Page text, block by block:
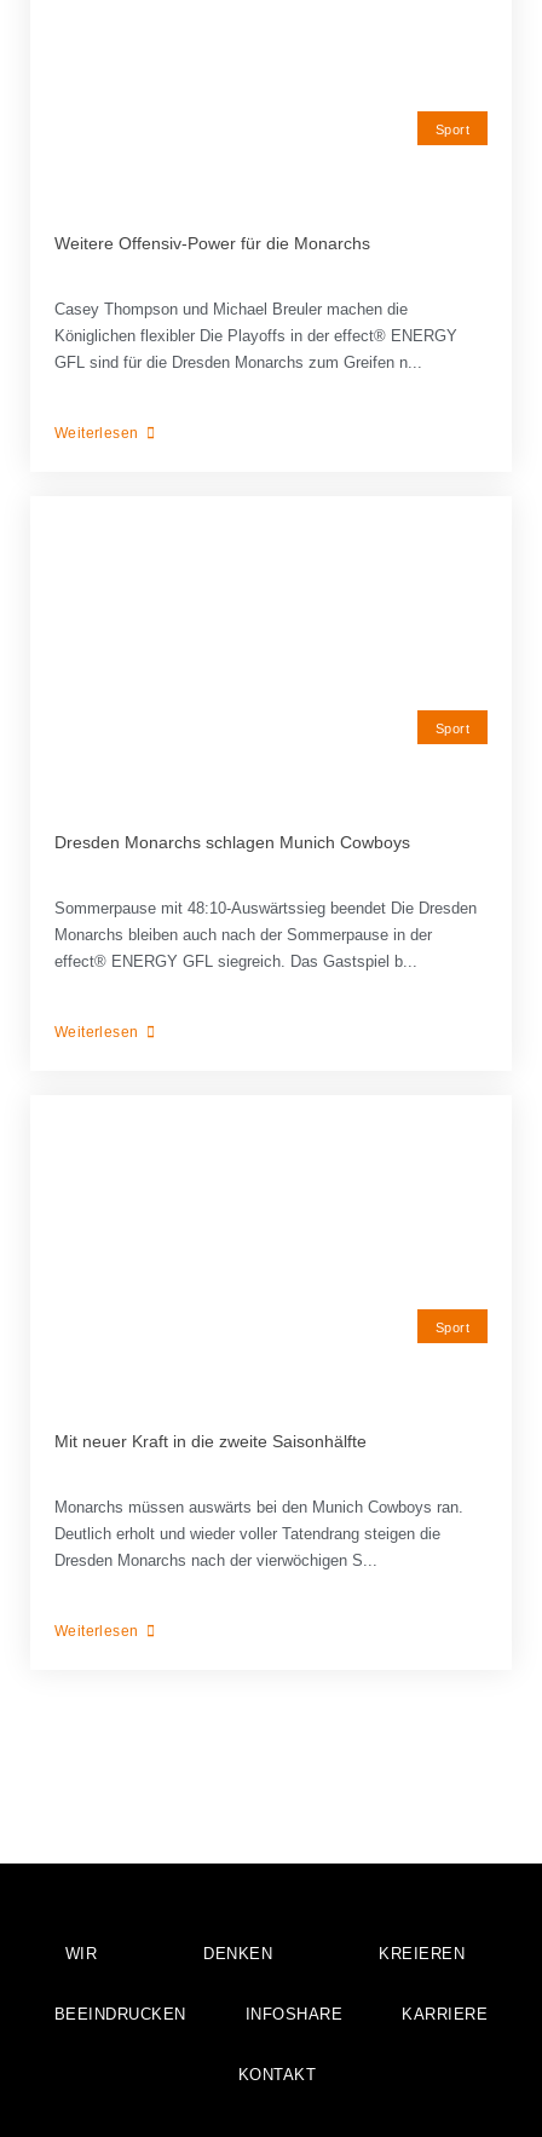
Sport
Weitere Offensiv-Power für die Monarchs
Casey Thompson und Michael Breuler machen die
Königlichen flexibler Die Playoffs in der effect® ENERGY
GFL sind für die Dresden Monarchs zum Greifen n...
Weiterlesen
Sport
Dresden Monarchs schlagen Munich Cowboys
Sommerpause mit 48:10-Auswärtssieg beendet Die Dresden
Monarchs bleiben auch nach der Sommerpause in der
effect® ENERGY GFL siegreich. Das Gastspiel b...
Weiterlesen
Sport
Mit neuer Kraft in die zweite Saisonhälfte
Monarchs müssen auswärts bei den Munich Cowboys ran.
Deutlich erholt und wieder voller Tatendrang steigen die
Dresden Monarchs nach der vierwöchigen S...
Weiterlesen
WIR DENKEN KREIEREN
BEEINDRUCKEN INFOSHARE KARRIERE
KONTAKT